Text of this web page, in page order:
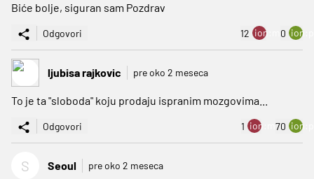
Biće bolje, siguran sam Pozdrav
Odgovori 12 ion:minus
0
ljubisa rajkovic pre oko 2 meseca
To je ta "sloboda" koju prodaju ispranim mozgovima...
Odgovori 1 ion:minus
70
S Seoul pre oko 2 meseca